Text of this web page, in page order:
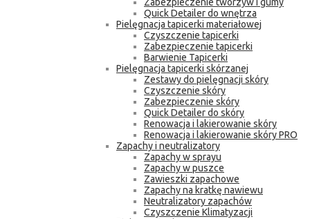
Quick Detailer do wnętrza
Pielęgnacja tapicerki materiałowej
Czyszczenie tapicerki
Zabezpieczenie tapicerki
Barwienie Tapicerki
Pielęgnacja tapicerki skórzanej
Zestawy do pielęgnacji skóry
Czyszczenie skóry
Zabezpieczenie skóry
Quick Detailer do skóry
Renowacja i lakierowanie skóry
Renowacja i lakierowanie skóry PRO
Zapachy i neutralizatory
Zapachy w sprayu
Zapachy w puszce
Zawieszki zapachowe
Zapachy na kratkę nawiewu
Neutralizatory zapachów
Czyszczenie Klimatyzacji